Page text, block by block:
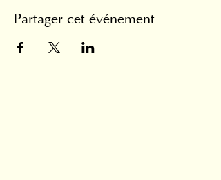
Partager cet événement